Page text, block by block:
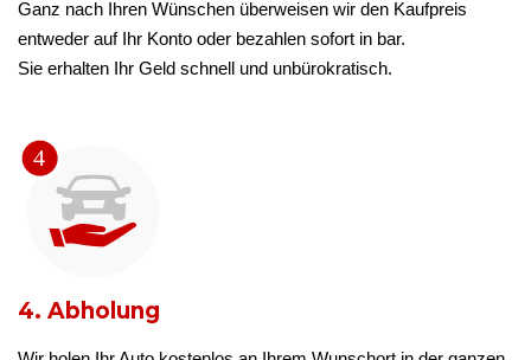
Ganz nach Ihren Wünschen überweisen wir den Kaufpreis
entweder auf Ihr Konto oder bezahlen sofort in bar.
Sie erhalten Ihr Geld schnell und unbürokratisch.
4. Abholung